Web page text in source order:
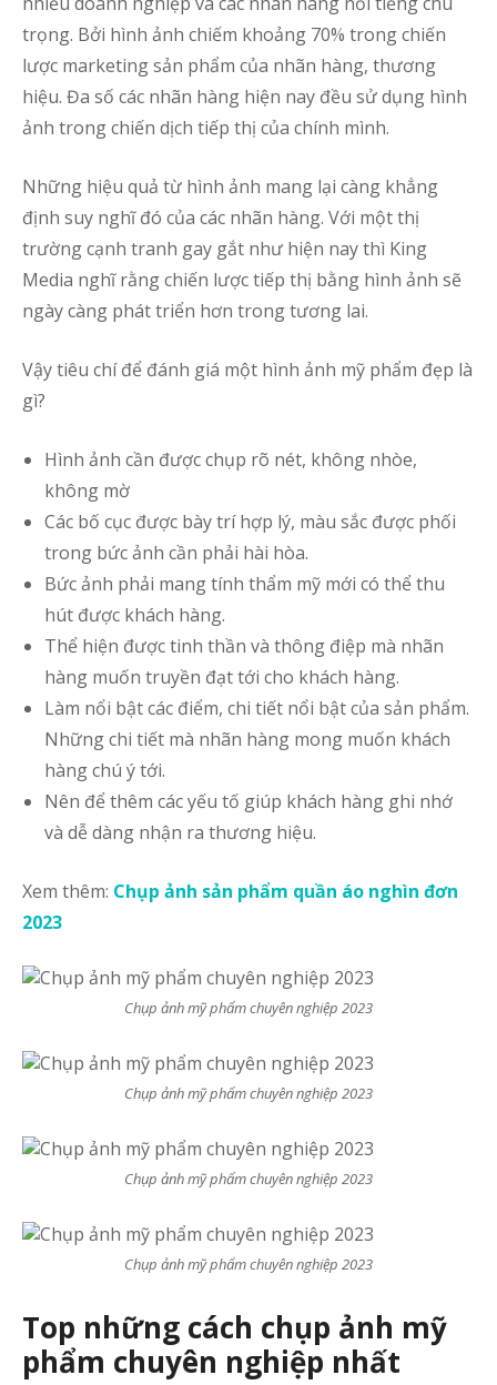
trọng. Bởi hình ảnh chiếm khoảng 70% trong chiến
lược marketing sản phẩm của nhãn hàng, thương
hiệu. Đa số các nhãn hàng hiện nay đều sử dụng hình
ảnh trong chiến dịch tiếp thị của chính mình.
Những hiệu quả từ hình ảnh mang lại càng khẳng
định suy nghĩ đó của các nhãn hàng. Với một thị
trường cạnh tranh gay gắt như hiện nay thì King
Media nghĩ rằng chiến lược tiếp thị bằng hình ảnh sẽ
ngày càng phát triển hơn trong tương lai.
Vậy tiêu chí để đánh giá một hình ảnh mỹ phẩm đẹp là
gì?
Hình ảnh cần được chụp rõ nét, không nhòe,
không mờ
Các bố cục được bày trí hợp lý, màu sắc được phối
trong bức ảnh cần phải hài hòa.
Bức ảnh phải mang tính thẩm mỹ mới có thể thu
hút được khách hàng.
Thể hiện được tinh thần và thông điệp mà nhãn
hàng muốn truyền đạt tới cho khách hàng.
Làm nổi bật các điểm, chi tiết nổi bật của sản phẩm.
Những chi tiết mà nhãn hàng mong muốn khách
hàng chú ý tới.
Nên để thêm các yếu tố giúp khách hàng ghi nhớ
và dễ dàng nhận ra thương hiệu.
Xem thêm: Chụp ảnh sản phẩm quần áo nghìn đơn
2023
Chụp ảnh mỹ phẩm chuyên nghiệp 2023
Chụp ảnh mỹ phẩm chuyên nghiệp 2023
Chụp ảnh mỹ phẩm chuyên nghiệp 2023
Chụp ảnh mỹ phẩm chuyên nghiệp 2023
Top những cách chụp ảnh mỹ
phẩm chuyên nghiệp nhất